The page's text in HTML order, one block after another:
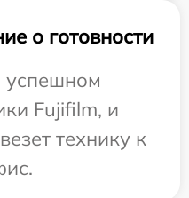
о готовности
Fujifilm, и
технику к